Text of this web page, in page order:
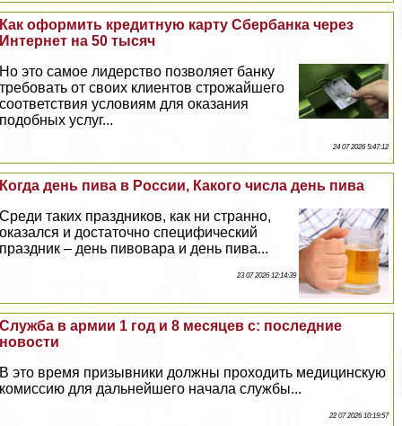
Как оформить кредитную карту Сбербанка через
Интернет на 50 тысяч
Но это самое лидерство позволяет банку
требовать от своих клиентов строжайшего
соответствия условиям для оказания
подобных услуг...
24 07 2026 5:47:12
Когда день пива в России, Какого числа день пива
Среди таких праздников, как ни странно,
оказался и достаточно специфический
праздник – день пивовара и день пива...
23 07 2026 12:14:39
Служба в армии 1 год и 8 месяцев с: последние
новости
В это время призывники должны проходить медицинскую
комиссию для дальнейшего начала службы...
22 07 2026 10:19:57